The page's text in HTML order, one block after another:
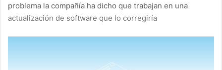
problema la compañía ha dicho que trabajan en una
actualización de software que lo corregiría